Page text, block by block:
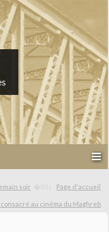
soir Page d'accueil
au cinéma du Maghreb